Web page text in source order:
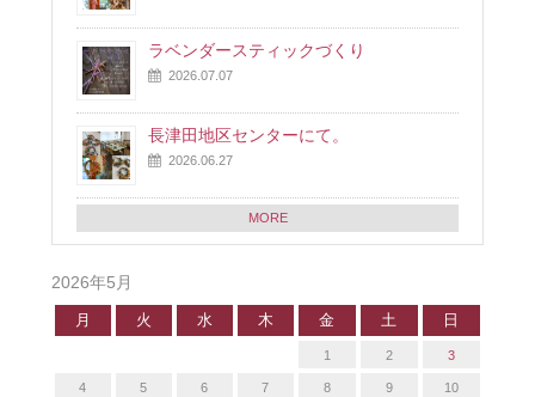
ラベンダースティックづくり
2026.07.07
長津田地区センターにて。
2026.06.27
MORE
2026年5月
月 火 水 木 金 土 日
1 2 3
4 5 6 7 8 9 10